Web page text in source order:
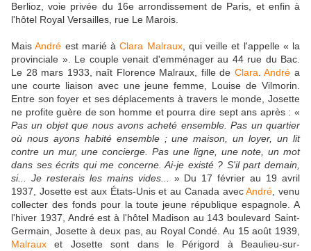
Berlioz, voie privée du 16e arrondissement de Paris, et enfin à
l'hôtel Royal Versailles, rue Le Marois.
MaisAndré est marié àClara Malraux, qui veille et l'appelle « la
provinciale ». Le couple venait d'emménager au 44 rue du Bac.
Le 28 mars 1933, naît Florence Malraux, fille de Clara .André a
une courte liaison avec une jeune femme, Louise de Vilmorin.
Entre son foyer et ses déplacements à travers le monde, Josette
ne profite guère de son homme et pourra dire sept ans après : «
Pas un objet que nous avons acheté ensemble. Pas un quartier
où nous ayons habité ensemble ; une maison, un loyer, un lit
contre un mur, une concierge. Pas une ligne, une note, un mot
dans ses écrits qui me concerne. Ai-je existé ? S'il part demain,
si... Je resterais les mains vides...
» Du 17 février au 19 avril
1937, Josette est aux États-Unis et au Canada avecAndré , venu
collecter des fonds pour la toute jeune république espagnole. A
l'hiver 1937, André est à l'hôtel Madison au 143 boulevard Saint-
Germain, Josette à deux pas, au Royal Condé. Au 15 août 1939,
Malraux et Josette sont dans le Périgord à Beaulieu-sur-